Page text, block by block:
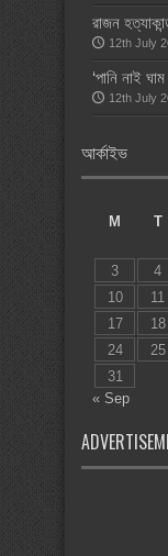
রাজন
12th July
‘পানি নাই
12th July
আর্কাইভ
M
T
3
4
10
11
17
18
24
25
31
« Sep